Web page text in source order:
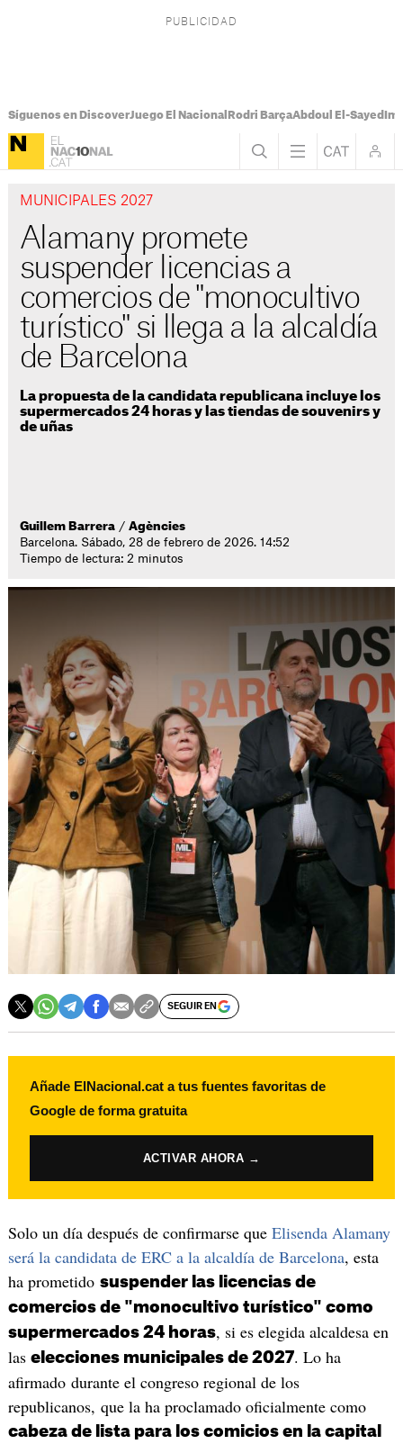
Síguenos en DiscoverJuego El Nacional Rodri BarçaAbdoul El-Sayed
MUNICIPALES 2027
Alamany promete
suspender licencias a
comercios de "monocultivo
turístico" si llega a la alcaldía
de Barcelona
La propuesta de la candidata republicana incluye los
supermercados 24 horas y las tiendas de souvenirs y
de uñas
Guillem Barrera /Agències
Barcelona. Sábado, 28 de febrero de 2026. 14:52
Tiempo de lectura: 2 minutos
SEGUIR EN
Añade ElNacional.cat a tus fuentes favoritas de
Google de forma gratuita
ACTIVAR AHORA →
Solo un día después de confirmarse que Elisenda Alamany
será la candidata de ERC a la alcaldía de Barcelona, esta
ha prometido suspender las licencias de
comercios de "monocultivo turístico" como
supermercados 24 horas, si es elegida alcaldesa en
las elecciones municipales de 2027. Lo ha
afirmado durante el congreso regional de los
republicanos, que la ha proclamado oficialmente como
cabeza de lista para los comicios en la capital